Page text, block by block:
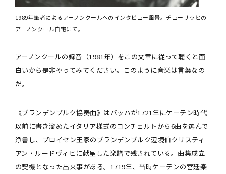
1989年筆者によるアーノンクールへのインタビュー風景。チューリッヒの
アーノンクール自宅にて。
アーノンクールの録音（1981年）をこの文章に従って聴くと面
白いから是非やってみてください。このように音楽は言葉なの
だ。
《ブランデンブルク協奏曲》はバッハが1721年にケーテン時代
以前に書き溜めたイタリア様式のコンチェルトから6曲を選んで
浄書し、プロイセン王家のブランデンブルク辺境伯クリスティ
アン・ルードヴィヒに献呈した楽譜で残されている。曲集成立
の契機となった出来事がある。1719年、当時ケーテンの宮廷楽